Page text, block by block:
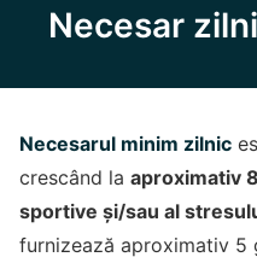
Necesar
Necesarul minim zilnic
crescând la aproximativ
sportive și/sau al
furnizează aproximativ